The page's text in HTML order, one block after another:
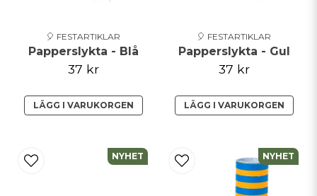
🎈 FESTARTIKLAR
Papperslykta - Blå
37 kr
LÄGG I VARUKORGEN
🎈 FESTARTIKLAR
Papperslykta - Gul
37 kr
LÄGG I VARUKORGEN
NYHET NYHET